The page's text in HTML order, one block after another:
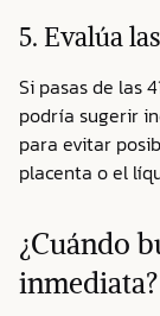
5. Evalúa
Si pasas de las
podría sugerir
para evitar
placenta o el
¿Cuándo
inmediata?